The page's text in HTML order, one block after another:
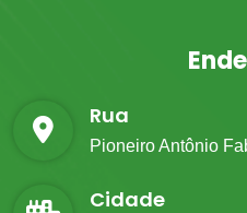
Rua
Pioneiro Antônio
Cidade